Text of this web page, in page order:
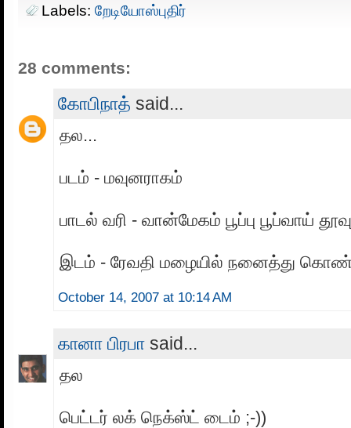
Labels: றேடியோஸ்புதிர்
28 comments:
கோபிநாத் said...
தல...
படம் - மவுனராகம்
பாடல் வரி - வான்மேகம் பூப்பு பூப்வாய்
இடம் - ரேவதி மழையில் நனைத்து
October 14, 2007 at 10:14 AM
கானா பிரபா said...
தல
பெட்டர் லக் நெக்ஸ்ட் டைம் ;-))